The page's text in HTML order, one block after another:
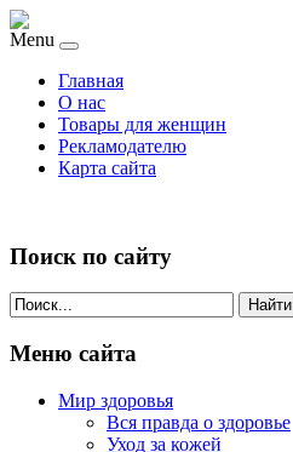
Menu
Главная
О нас
Товары для женщин
Рекламодателю
Карта сайта
Поиск по сайту
Найти
Меню сайта
Мир здоровья
Вся правда о здоровье
Уход за кожей